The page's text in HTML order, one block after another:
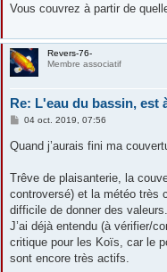
a
Vous couvrez à partir de
Revers-76-
Membre associatif
Re: L'eau du bassin, est
M
s
g
e
04 oct. 2019, 07:56
Quand j’aurais fini ma
Trêve de plaisanterie, la
controversé) et la météo très
difficile de donner des valeurs.
J’ai déjà entendu (à vérifier/
critique pour les Koïs, car le
sont encore très actifs.